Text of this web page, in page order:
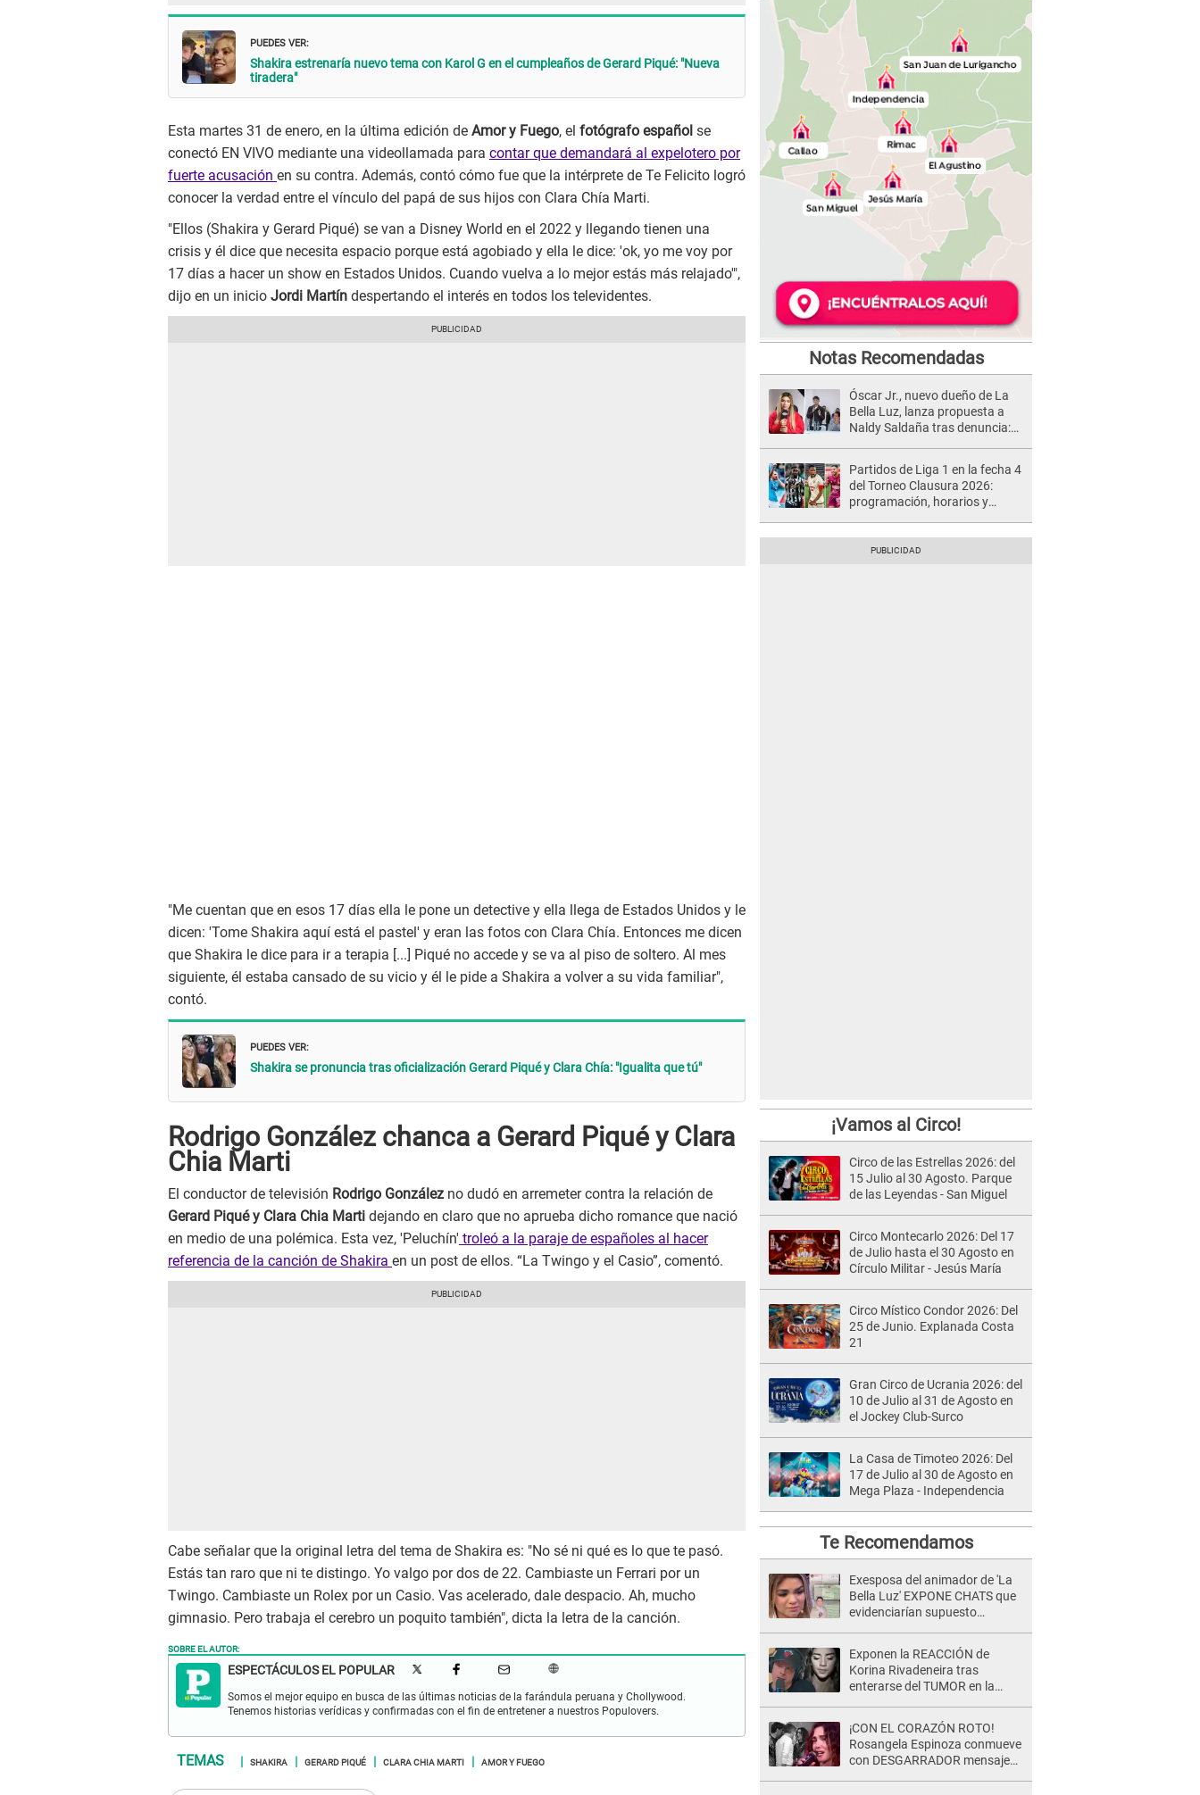
PUEDES VER:
Shakira estrenaría nuevo tema con Karol G en el cumpleaños de Gerard Piqué: "Nueva
tiradera"
Esta martes 31 de enero, en la última edición de Amor y Fuego, el fotógrafo español se
conectó EN VIVO mediante una videollamada para contar que demandará al expelotero por
fuerte acusación en su contra. Además, contó cómo fue que la intérprete de Te Felicito logró
conocer la verdad entre el vínculo del papá de sus hijos con Clara Chía Marti.
"Ellos (Shakira y Gerard Piqué) se van a Disney World en el 2022 y llegando tienen una
crisis y él dice que necesita espacio porque está agobiado y ella le dice: 'ok, yo me voy por
17 días a hacer un show en Estados Unidos. Cuando vuelva a lo mejor estás más relajado'",
dijo en un inicio Jordi Martín despertando el interés en todos los televidentes.
"Me cuentan que en esos 17 días ella le pone un detective y ella llega de Estados Unidos y le
dicen: 'Tome Shakira aquí está el pastel' y eran las fotos con Clara Chía. Entonces me dicen
que Shakira le dice para ir a terapia [...] Piqué no accede y se va al piso de soltero. Al mes
siguiente, él estaba cansado de su vicio y él le pide a Shakira a volver a su vida familiar",
contó.
PUEDES VER:
Shakira se pronuncia tras oficialización Gerard Piqué y Clara Chía: "Igualita que tú"
Rodrigo González chanca a Gerard Piqué y Clara
Chia Marti
El conductor de televisión Rodrigo González no dudó en arremeter contra la relación de
Gerard Piqué y Clara Chia Marti dejando en claro que no aprueba dicho romance que nació
en medio de una polémica. Esta vez, 'Peluchín' troleó a la paraje de españoles al hacer
referencia de la canción de Shakira en un post de ellos. “La Twingo y el Casio”, comentó.
Cabe señalar que la original letra del tema de Shakira es: "No sé ni qué es lo que te pasó.
Estás tan raro que ni te distingo. Yo valgo por dos de 22. Cambiaste un Ferrari por un
Twingo. Cambiaste un Rolex por un Casio. Vas acelerado, dale despacio. Ah, mucho
gimnasio. Pero trabaja el cerebro un poquito también", dicta la letra de la canción.
SOBRE EL AUTOR:
ESPECTÁCULOS EL POPULAR
Somos el mejor equipo en busca de las últimas noticias de la farándula peruana y Chollywood.
Tenemos historias verídicas y confirmadas con el fin de entretener a nuestros Populovers.
SHAKIRA GERARD PIQUÉ CLARA CHIA MARTI AMOR Y FUEGO
Notas Recomendadas
Óscar Jr., nuevo dueño de La
Bella Luz, lanza propuesta a
Naldy Saldaña tras denuncia:
Partidos de Liga 1 en la fecha 4
del Torneo Clausura 2026:
programación, horarios y
¡Vamos al Circo!
Circo de las Estrellas 2026: del
15 Julio al 30 Agosto. Parque
de las Leyendas - San Miguel
Circo Montecarlo 2026: Del 17
de Julio hasta el 30 Agosto en
Círculo Militar - Jesús María
Circo Místico Condor 2026: Del
25 de Junio. Explanada Costa
21
Gran Circo de Ucrania 2026: del
10 de Julio al 31 de Agosto en
el Jockey Club-Surco
La Casa de Timoteo 2026: Del
17 de Julio al 30 de Agosto en
Mega Plaza - Independencia
Te Recomendamos
Exesposa del animador de 'La
Bella Luz' EXPONE CHATS que
evidenciarían supuesto
Saldaña, pese a tener pareja
Exponen la REACCIÓN de
Korina Rivadeneira tras
enterarse del TUMOR en la
¡CON EL CORAZÓN ROTO!
Rosangela Espinoza conmueve
con DESGARRADOR mensaje